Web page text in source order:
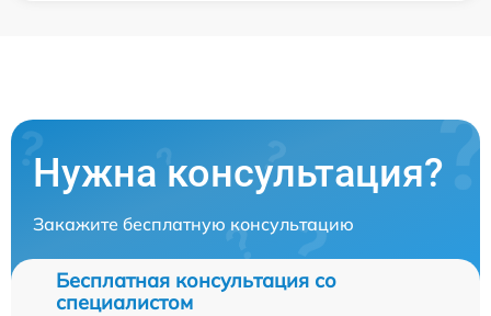
Нужна консультация?
Закажите бесплатную консультацию
Бесплатная консультация со
специалистом